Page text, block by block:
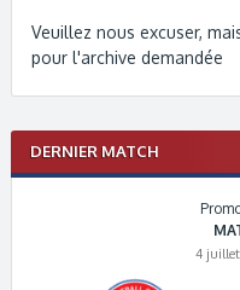
Veuillez nous excuser,
pour l'archive demandée
DERNIER MATCH
4